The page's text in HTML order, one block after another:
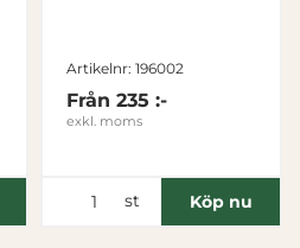
Tillåt urval
Avvisa
Artikelnr: 196002
Från 235 :-
exkl. moms
st Köp nu